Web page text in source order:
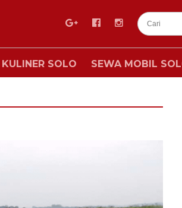
SOLO SEWA MOBIL